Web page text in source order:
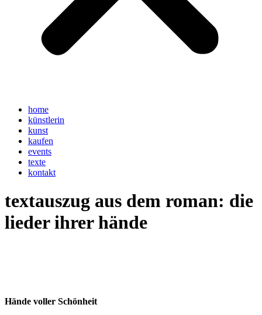
home
künstlerin
kunst
kaufen
events
texte
kontakt
textauszug aus dem roman: die
lieder ihrer hände
Hände voller Schönheit